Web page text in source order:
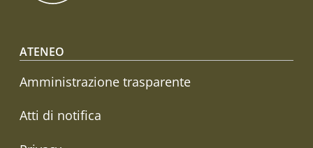
Footer menu
ATENEO
Amministrazione trasparente
Atti di notifica